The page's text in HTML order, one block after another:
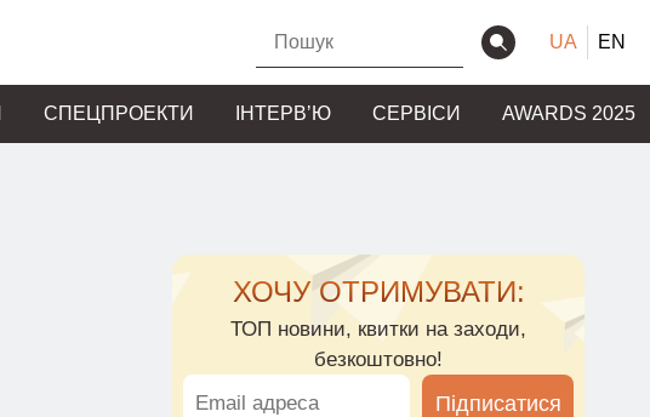
UA EN
СПЕЦПРОЕКТИ ІНТЕРВʼЮ СЕРВІСИ AWARDS 2025
ХОЧУ ОТРИМУВАТИ:
ТОП новини, квитки на заходи,
безкоштовно!
Підписатися